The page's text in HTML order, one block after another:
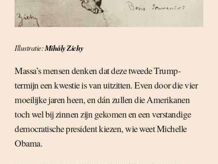
Illustratie:Mihály Zichy
Massa’s mensen denken dat deze tweede Trump-
termijn een kwestie is van uitzitten. Even door die vier
moeilijke jaren heen, en dán zullen die Amerikanen
toch wel bij zinnen zijn gekomen en een verstandige
democratische president kiezen, wie weet Michelle
Obama.